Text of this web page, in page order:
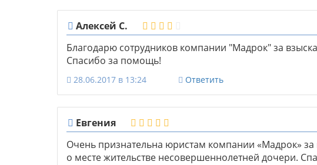
Алексей С.
Благодарю сотрудников компании "Мадрок" за
Спасибо за помощь!
28.06.2017 в 13:24 Ответить
Евгения
Очень признательна юристам компании «Мадрок»
о месте жительстве несовершеннолетней дочери.